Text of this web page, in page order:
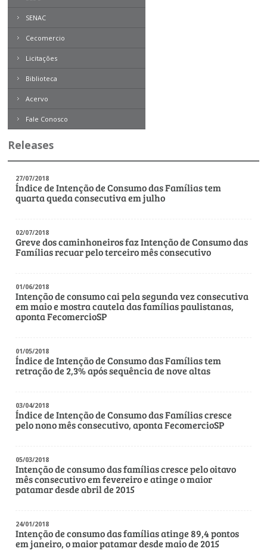
Bibliotecários
Comerciários
sindicais do comércio
Médicos Veterinários
Motoristas
Secretárias
Técnicos Industriais
Telefonistas
SENAC
Cecomercio
Licitações
Biblioteca
Boletim Direito
Contemporâneo
Revista Problemas Brasileiros
Tome Nota
Expresso MEI
Acervo
Fale Conosco
Releases
27/07/2018
Índice de Intenção de Consumo das Famílias tem
quarta queda consecutiva em julho
02/07/2018
Greve dos caminhoneiros faz Intenção de Consumo das
Famílias recuar pelo terceiro mês consecutivo
01/06/2018
Intenção de consumo cai pela segunda vez consecutiva
em maio e mostra cautela das famílias paulistanas,
aponta FecomercioSP
01/05/2018
Índice de Intenção de Consumo das Famílias tem
retração de 2,3% após sequência de nove altas
03/04/2018
Índice de Intenção de Consumo das Famílias cresce
pelo nono mês consecutivo, aponta FecomercioSP
05/03/2018
Intenção de consumo das famílias cresce pelo oitavo
mês consecutivo em fevereiro e atinge o maior
patamar desde abril de 2015
24/01/2018
Intenção de consumo das famílias atinge 89,4 pontos
em janeiro, o maior patamar desde maio de 2015